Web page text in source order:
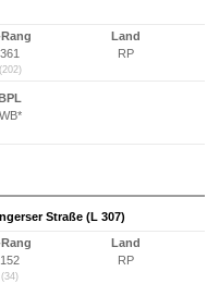
Rang
361
(202)
Land
RP
WB*
Straße (L 307)
Rang
152
(34)
Land
RP